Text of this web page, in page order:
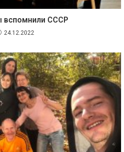
вспомнили СССР
24.12.2022